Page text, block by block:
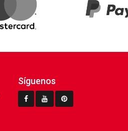
Síguenos